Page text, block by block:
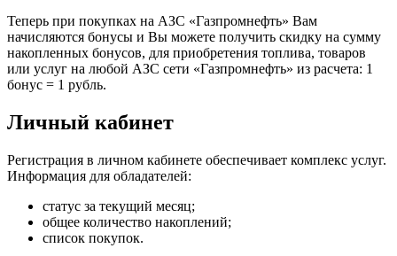
Теперь при покупках на АЗС «Газпромнефть» Вам
начисляются бонусы и Вы можете получить скидку на сумму
накопленных бонусов, для приобретения топлива, товаров
или услуг на любой АЗС сети «Газпромнефть» из расчета: 1
бонус = 1 рубль.
Личный кабинет
Регистрация в личном кабинете обеспечивает комплекс услуг.
Информация для обладателей:
статус за текущий месяц;
общее количество накоплений;
список покупок.